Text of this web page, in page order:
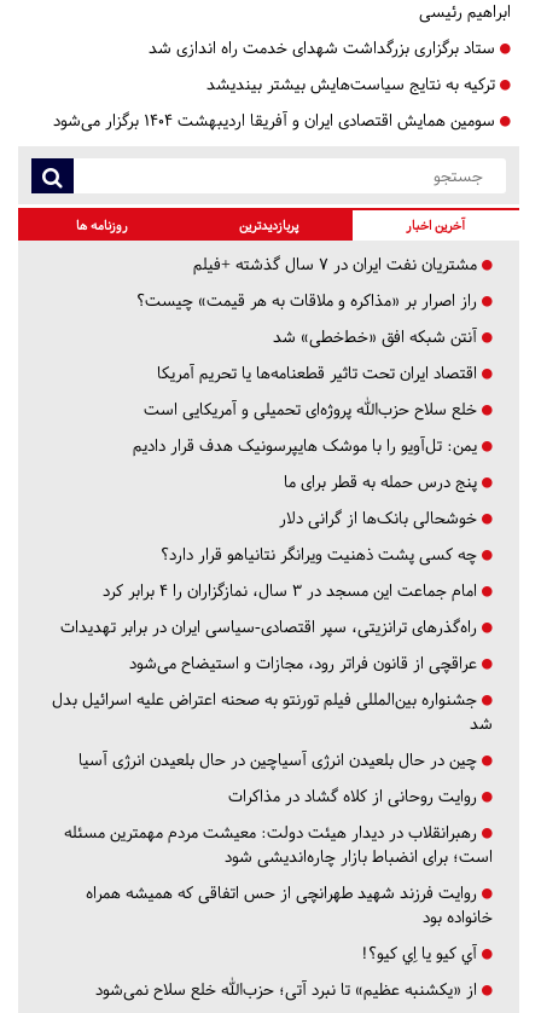
ابراهیم رئیسی
ستاد برگزاری بزرگداشت شهدای خدمت راه اندازی شد
ترکیه به نتایج سیاست‌هایش بیشتر بیندیشد
سومین همایش اقتصادی ایران و آفریقا اردیبهشت ۱۴۰۴ برگزار می‌شود
آخرین اخبار پربازدیدترین روزنامه ها
مشتریان نفت ایران در ۷ سال گذشته +فیلم
راز اصرار بر «مذاکره و ملاقات به هر قیمت» چیست؟
آنتن شبکه افق «خط‌خطی» شد
اقتصاد ایران تحت تاثیر قطعنامه‌ها یا تحریم‌ آمریکا
خلع سلاح حزب‌الله پروژه‌ای تحمیلی و آمریکایی است
یمن: تل‌آویو را با موشک هایپرسونیک هدف قرار دادیم
پنج درس‌ حمله به قطر برای ما
خوشحالی بانک‌ها از گرانی دلار
چه کسی پشت ذهنیت ویرانگر نتانیاهو قرار دارد؟
امام جماعت این مسجد در ۳ سال، نمازگزاران را ۴ برابر کرد
راه‌گذرهای ترانزیتی، سپر اقتصادی-سیاسی ایران در برابر تهدیدات
عراقچی از قانون فراتر رود، مجازات و استیضاح می‌شود
جشنواره بین‌المللی فیلم تورنتو به صحنه اعتراض علیه اسرائیل بدل
شد
چین در حال بلعیدن انرژی آسیاچین در حال بلعیدن انرژی آسیا
روایت روحانی از کلاه گشاد در مذاکرات
رهبرانقلاب در دیدار هیئت دولت: معیشت مردم مهمترین مسئله
است؛ برای انضباط بازار چاره‌اندیشی شود
روایت فرزند شهید طهرانچی از حس اتفاقی که همیشه همراه
خانواده بود
آي كيو يا اِي كيو؟!
از «یکشنبه عظیم» تا نبرد آتی؛ حزب‌الله خلع سلاح نمی‌شود